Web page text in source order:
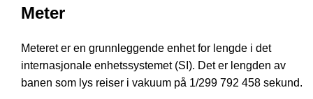
Meter
Meteret er en grunnleggende enhet for lengde i det
internasjonale enhetssystemet (SI). Det er lengden av
banen som lys reiser i vakuum på 1/299 792 458 sekund.